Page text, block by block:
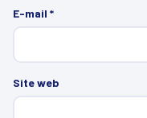
E-mail *
Site web